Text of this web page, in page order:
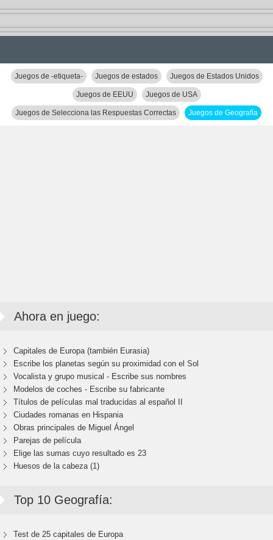
Juegos de -etiqueta- Juegos de estados Juegos de Estados Unidos
Juegos de EEUU Juegos de USA
Juegos de Selecciona las Respuestas Correctas Juegos de Geografía
Ahora en juego:
Capitales de Europa (también Eurasia)
Escribe los planetas según su proximidad con el Sol
Vocalista y grupo musical - Escribe sus nombres
Modelos de coches - Escribe su fabricante
Títulos de películas mal traducidas al español II
Ciudades romanas en Hispania
Obras principales de Miguel Ángel
Parejas de película
Elige las sumas cuyo resultado es 23
Huesos de la cabeza (1)
Top 10 Geografía:
Test de 25 capitales de Europa